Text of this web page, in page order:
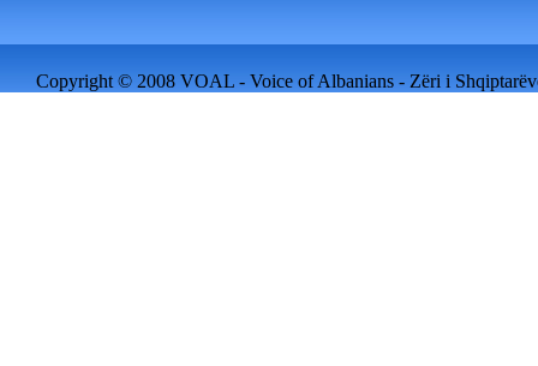
Copyright © 2008 VOAL - Voice of Albanians - Zëri i